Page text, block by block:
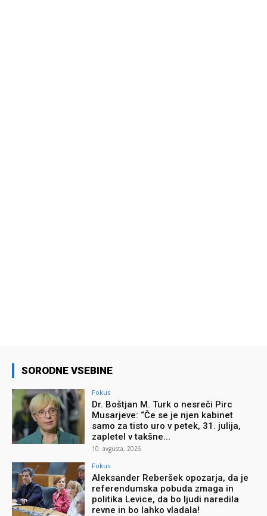
SORODNE VSEBINE
Fokus
Dr. Boštjan M. Turk o nesreči Pirc
Musarjeve: “Če se je njen kabinet
samo za tisto uro v petek, 31. julija,
zapletel v takšne...
10. avgusta, 2026
Fokus
Aleksander Reberšek opozarja, da je
referendumska pobuda zmaga in
politika Levice, da bo ljudi naredila
revne in bo lahko vladala!